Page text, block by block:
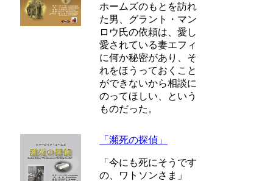
ホームズのもとを訪れ
た男、グラント・マン
ロウ氏の依頼は、愛し
愛されている妻エフィ
に何か秘密があり、そ
れをほうっておくこと
ができないから相談に
のってほしい、という
ものだった。
「瀕死の探偵」
「今にも死にそうです
の、ワトソンさま」